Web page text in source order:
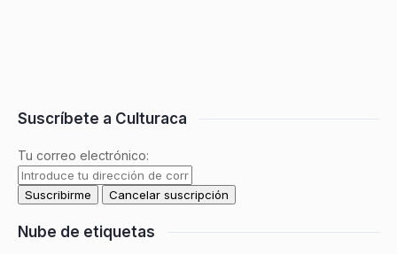
Suscríbete a Culturaca
Tu correo electrónico:
Nube de etiquetas